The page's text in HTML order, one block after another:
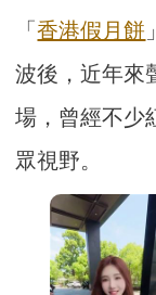
「香港假月餅
波後，近年來
場，曾經不少
眾視野。